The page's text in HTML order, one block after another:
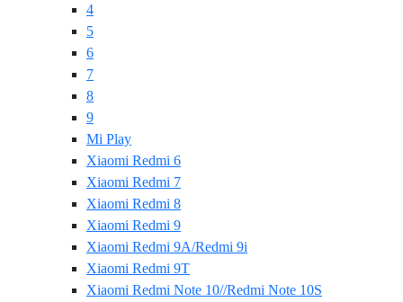
4
5
6
7
8
9
Mi Play
Xiaomi Redmi 6
Xiaomi Redmi 7
Xiaomi Redmi 8
Xiaomi Redmi 9
Xiaomi Redmi 9A/Redmi 9i
Xiaomi Redmi 9T
Xiaomi Redmi Note 10//Redmi Note 10S